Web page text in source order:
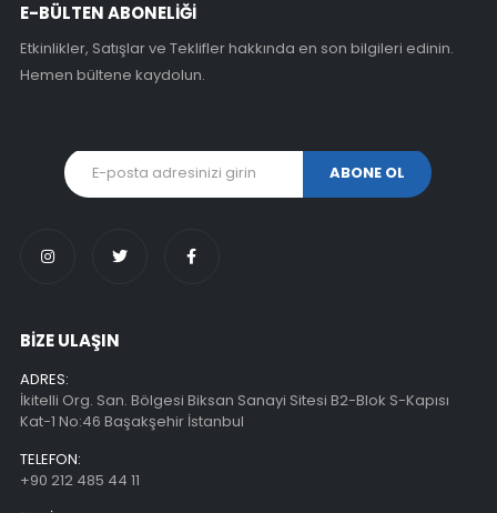
E-BÜLTEN ABONELİĞİ
Etkinlikler, Satışlar ve Teklifler hakkında en son bilgileri edinin.
Hemen bültene kaydolun.
BİZE ULAŞIN
ADRES:
İkitelli Org. San. Bölgesi Biksan Sanayi Sitesi B2-Blok S-Kapısı
Kat-1 No:46 Başakşehir İstanbul
TELEFON:
+90 212 485 44 11